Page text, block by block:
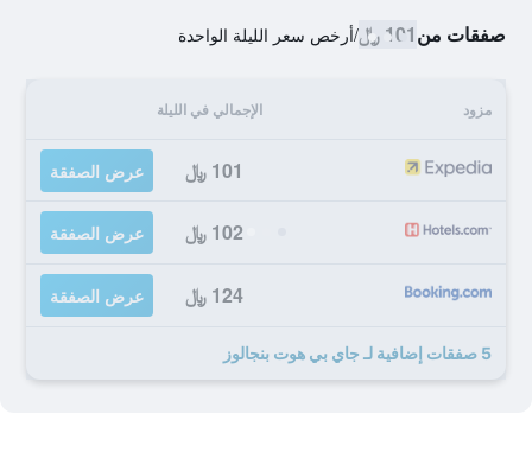
صفقات من101 ﷼ /أرخص سعر الليلة الواحدة
مزود الإجمالي في الليلة
101 ﷼ عرض الصفقة
102 ﷼ عرض الصفقة
124 ﷼ عرض الصفقة
5 صفقات إضافية لـ جاي بي هوت بنجالوز